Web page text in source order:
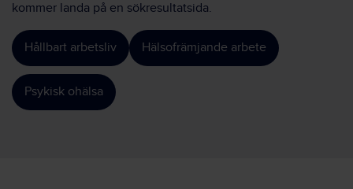
kommer landa på en sökresultatsida.
Hållbart arbetsliv Hälsofrämjande arbete
Psykisk ohälsa